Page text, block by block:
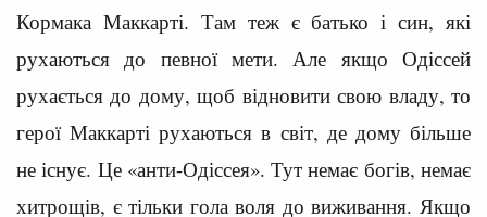
Кормака Маккарті. Там теж є батько і син, які
рухаються до певної мети. Але якщо Одіссей
рухається до дому, щоб відновити свою владу, то
герої Маккарті рухаються в світ, де дому більше
не існує. Це «анти-Одіссея». Тут немає богів, немає
хитрощів, є тільки гола воля до виживання. Якщо